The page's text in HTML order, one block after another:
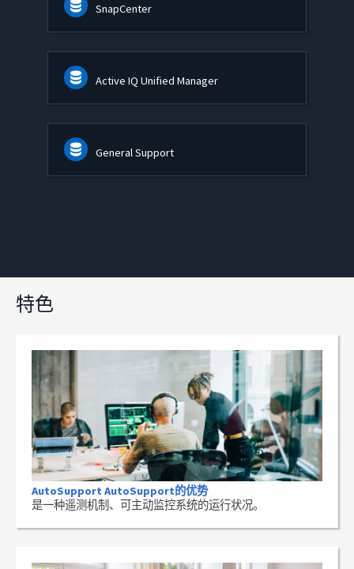
SnapCenter
Active IQ Unified Manager
General Support
特色
AutoSupport AutoSupport的优势
是一种遥测机制、可主动监控系统的运行状况。